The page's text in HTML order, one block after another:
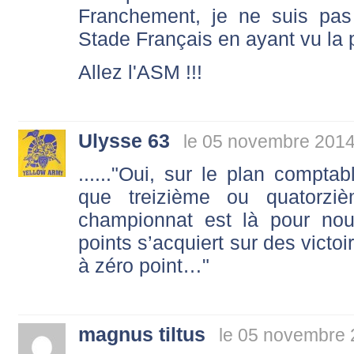
Franchement, je ne suis
Stade Français en ayant vu la
Allez l'ASM !!!
Ulysse 63 le 05 novembre
......"Oui, sur le plan
que treizième ou
championnat est là pour
points s’acquiert sur des
à zéro point…"
magnus tiltus le 05 novembre